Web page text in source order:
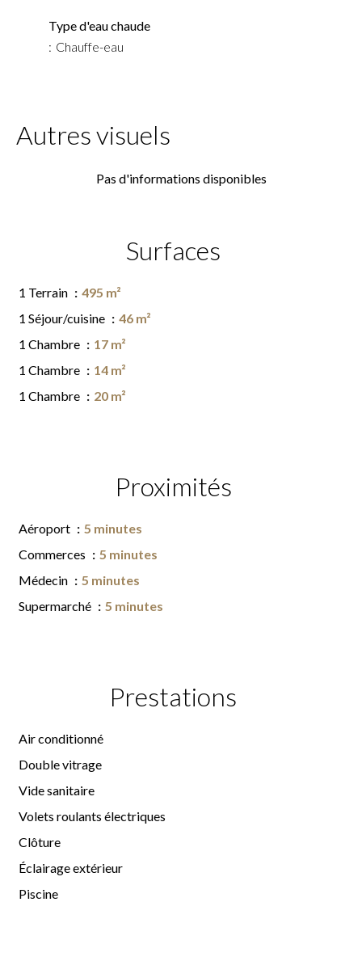
Type d'eau chaude
Chauffe-eau
Autres visuels
Pas d'informations disponibles
Surfaces
1 Terrain
495 m²
1 Séjour/cuisine
46 m²
1 Chambre
17 m²
1 Chambre
14 m²
1 Chambre
20 m²
Proximités
Aéroport
5 minutes
Commerces
5 minutes
Médecin
5 minutes
Supermarché
5 minutes
Prestations
Air conditionné
Double vitrage
Vide sanitaire
Volets roulants électriques
Clôture
Éclairage extérieur
Piscine